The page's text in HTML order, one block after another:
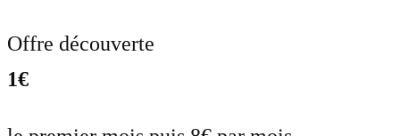
Offre découverte
1€